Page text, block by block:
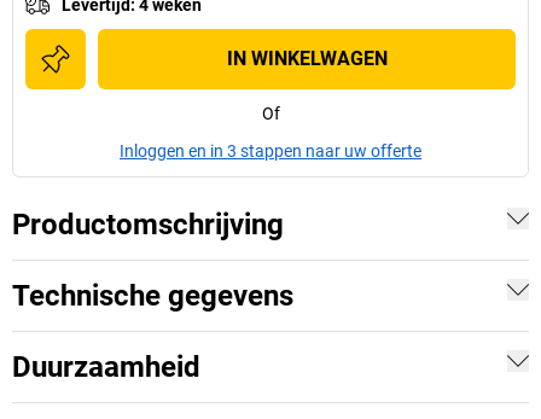
Levertijd: 4 weken
IN WINKELWAGEN
Of
Inloggen en in 3 stappen naar uw offerte
Productomschrijving
Technische gegevens
Duurzaamheid